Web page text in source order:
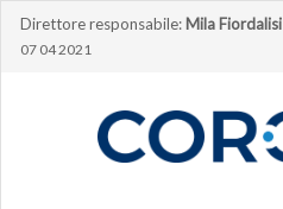
Direttore responsabile: Mila Fiordalisi
07 04 2021